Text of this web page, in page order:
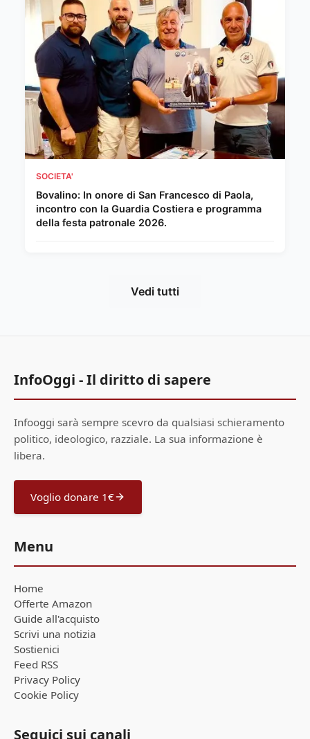
SOCIETA'
Bovalino: In onore di San Francesco di Paola,
incontro con la Guardia Costiera e programma
della festa patronale 2026.
Vedi tutti
InfoOggi - Il diritto di sapere
Infooggi sarà sempre scevro da qualsiasi schieramento
politico, ideologico, razziale. La sua informazione è
libera.
Voglio donare 1€
Menu
Home
Offerte Amazon
Guide all'acquisto
Scrivi una notizia
Sostienici
Feed RSS
Privacy Policy
Cookie Policy
Seguici sui canali